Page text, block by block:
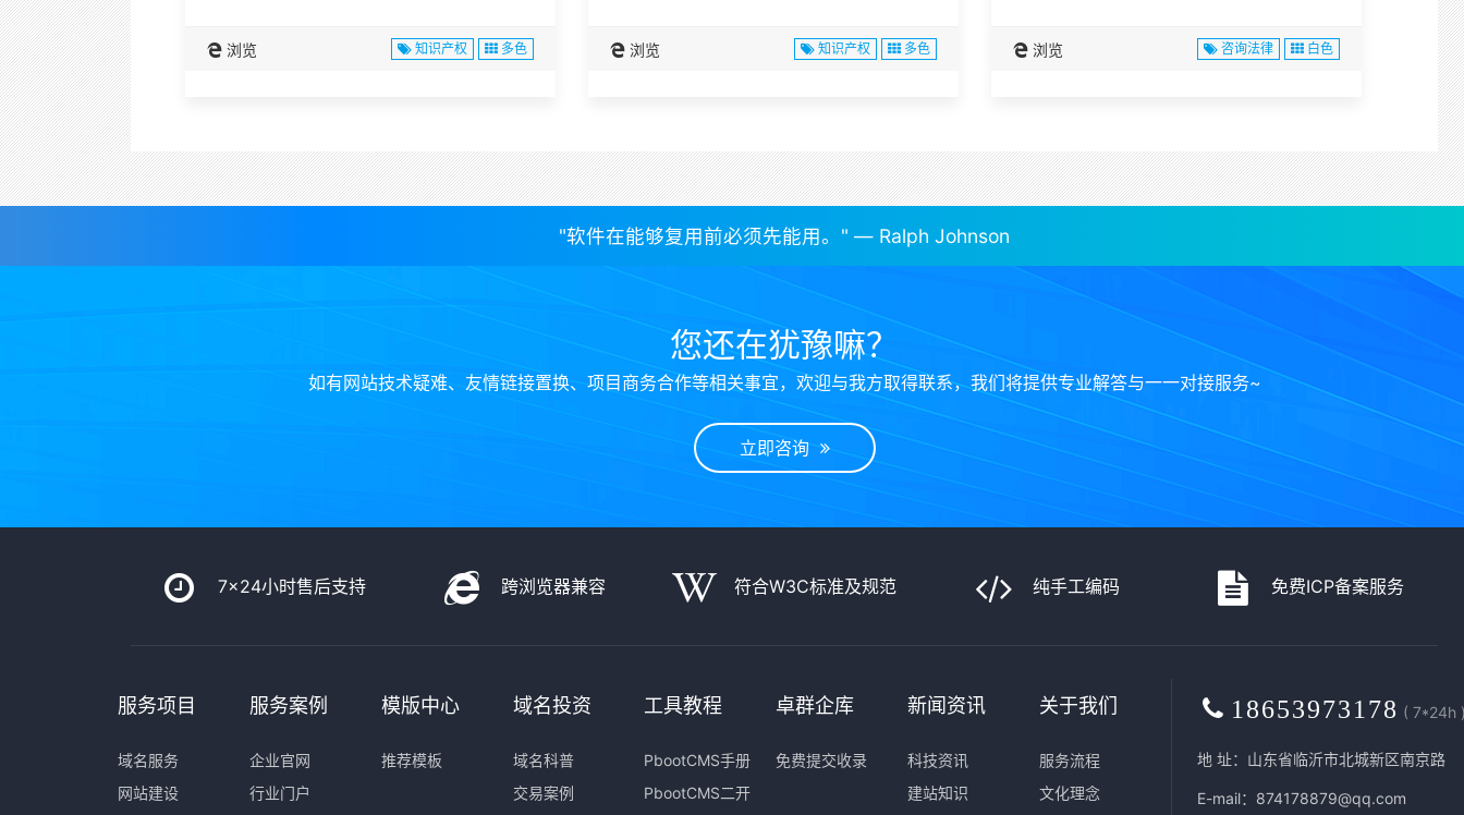
浏览 知识产权 多色 浏览 知识产权 多色 浏览 咨询法律 白色
"软件在能够复用前必须先能用。" — Ralph Johnson
您还在犹豫嘛？
如有网站技术疑难、友情链接置换、项目商务合作等相关事宜，欢迎与我方取得联系，我们将提供专业解答与一一对接服务~
立即咨询
7x24小时售后支持 跨浏览器兼容 符合W3C标准及规范 纯手工编码 免费ICP备案服务
服务项目
域名服务
网站建设
服务案例
企业官网
行业门户
模版中心
推荐模板
域名投资
域名科普
交易案例
工具教程
PbootCMS手册
PbootCMS二开
卓群企库
免费提交收录
新闻资讯
科技资讯
建站知识
关于我们
服务流程
文化理念
18653973178 ( 7*24h
地 址：山东省临沂市北城新区南京路
E-mail：874178879@qq.com